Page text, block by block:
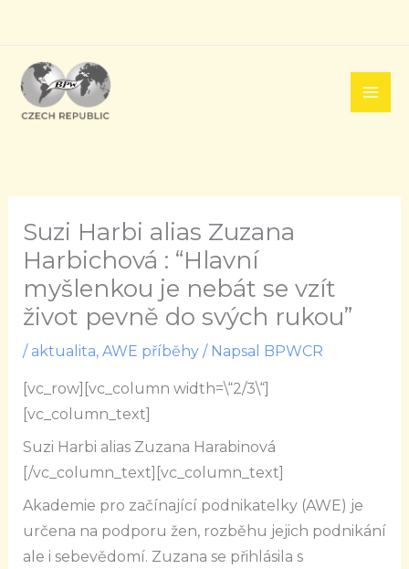
obsah
Suzi Harbi alias Zuzana
Harbichová : “Hlavní
myšlenkou je nebát se vzít
život pevně do svých rukou”
/ aktualita, AWE příběhy/ Napsal BPWCR
[vc_row][vc_column width=\“2/3\“]
[vc_column_text]
Suzi Harbi alias Zuzana Harabinová
[/vc_column_text][vc_column_text]
Akademie pro začínající podnikatelky (AWE) je
určena na podporu žen, rozběhu jejich podnikání
ale i sebevědomí. Zuzana se přihlásila s